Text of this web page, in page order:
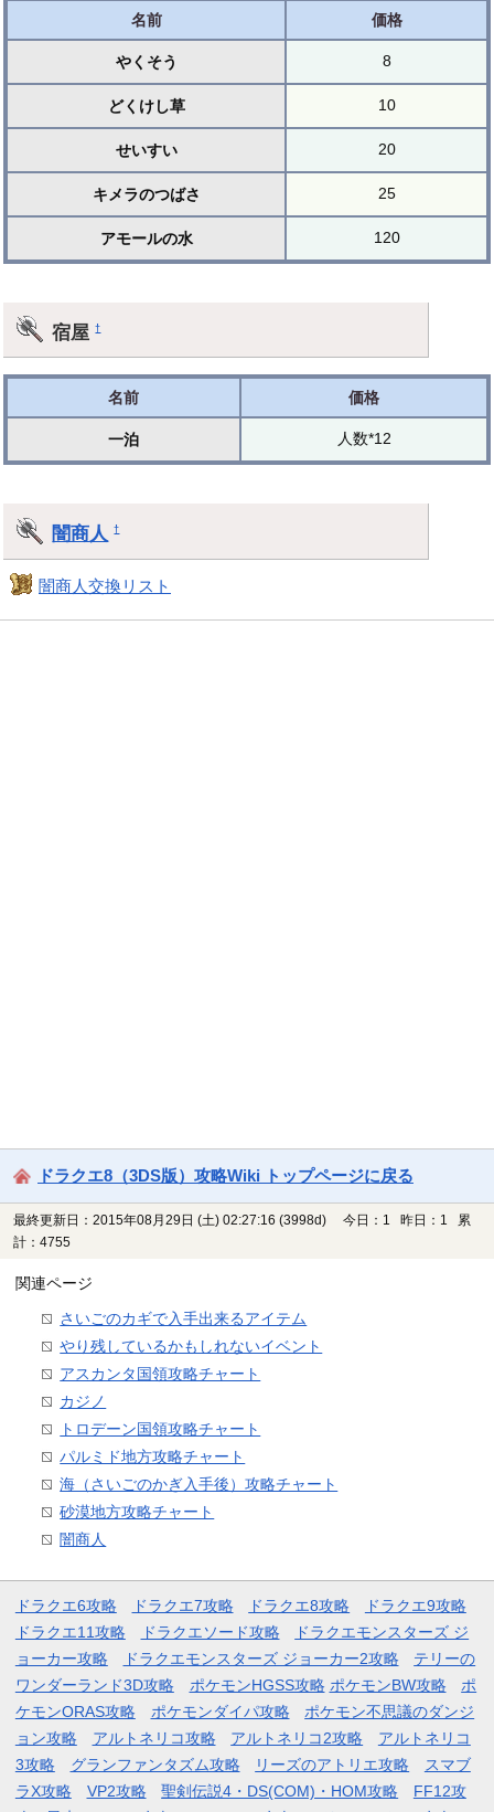
名前 価格
やくそう 8
どくけし草 10
せいすい 20
キメラのつばさ 25
アモールの水 120
宿屋†
名前 価格
一泊 人数*12
闇商人 †
闇商人交換リスト
ドラクエ8（3DS版）攻略Wiki トップページに戻る
最終更新日：2015年08月29日 (土) 02:27:16 (3998d)
今日：1 昨日：1 累
計：4755
関連ページ
さいごのカギで入手出来るアイテム
やり残しているかもしれないイベント
アスカンタ国領攻略チャート
カジノ
トロデーン国領攻略チャート
パルミド地方攻略チャート
海（さいごのかぎ入手後）攻略チャート
砂漠地方攻略チャート
闇商人
ドラクエ6攻略 ドラクエ7攻略 ドラクエ8攻略
ドラクエ9攻略
ドラクエ11攻略
ドラクエソード攻略
ドラクエモンスターズ ジ
ョーカー攻略
ドラクエモンスターズ ジョーカー2攻略
テリーの
ワンダーランド3D攻略
ポケモンHGSS攻略 ポケモンBW攻略
ポ
ケモンORAS攻略
ポケモンダイパ攻略
ポケモン不思議のダンジ
ョン攻略
アルトネリコ攻略 アルトネリコ2攻略
アルトネリコ
3攻略
グランファンタズム攻略 リーズのアトリエ攻略
スマブ
ラX攻略
VP2攻略 聖剣伝説4・DS(COM)・HOM攻略
FF12攻